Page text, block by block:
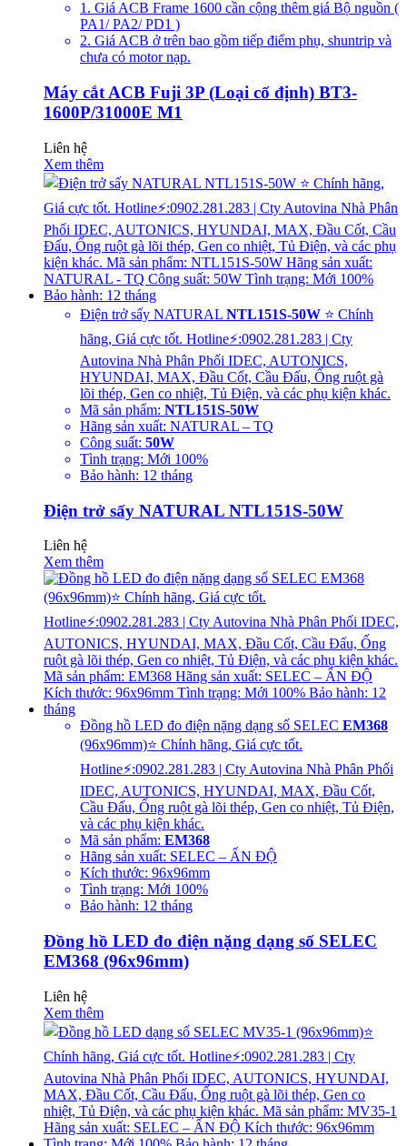
1. Giá ACB Frame 1600 cần cộng thêm giá Bộ nguồn (
PA1/ PA2/ PD1 )
2. Giá ACB ở trên bao gồm tiếp điểm phụ, shuntrip và
chưa có motor nạp.
Máy cắt ACB Fuji 3P (Loại cố định) BT3-
1600P/31000E M1
Liên hệ
Xem thêm
Điện trở sấy NATURAL NTL151S-50W ⭐ Chính
hãng, Giá cực tốt. Hotline⚡:0902.281.283 | Cty
Autovina Nhà Phân Phối IDEC, AUTONICS,
HYUNDAI, MAX, Đầu Cốt, Cầu Đấu, Ống ruột gà
lõi thép, Gen co nhiệt, Tủ Điện, và các phụ kiện khác.
Mã sản phẩm: NTL151S-50W
Hãng sản xuất: NATURAL – TQ
Công suất: 50W
Tình trạng: Mới 100%
Bảo hành: 12 tháng
Điện trở sấy NATURAL NTL151S-50W
Liên hệ
Xem thêm
Đồng hồ LED đo điện nặng dạng số SELEC EM368
(96x96mm)⭐ Chính hãng, Giá cực tốt.
Hotline⚡:0902.281.283 | Cty Autovina Nhà Phân Phối
IDEC, AUTONICS, HYUNDAI, MAX, Đầu Cốt,
Cầu Đấu, Ống ruột gà lõi thép, Gen co nhiệt, Tủ Điện,
và các phụ kiện khác.
Mã sản phẩm: EM368
Hãng sản xuất: SELEC – ẤN ĐỘ
Kích thước: 96x96mm
Tình trạng: Mới 100%
Bảo hành: 12 tháng
Đồng hồ LED đo điện nặng dạng số SELEC
EM368 (96x96mm)
Liên hệ
Xem thêm